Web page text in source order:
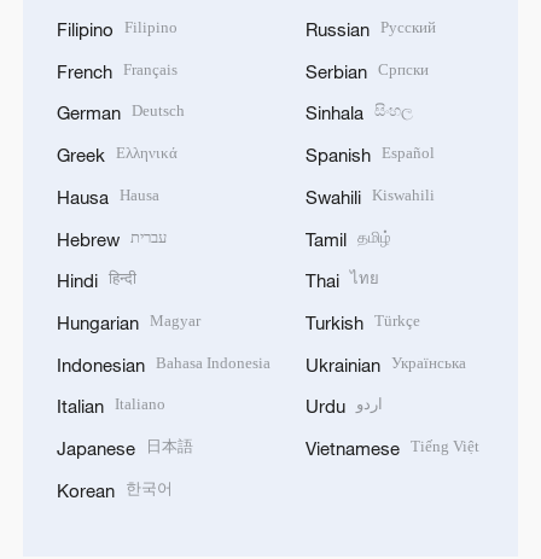
Filipino Filipino
French Français
German Deutsch
Greek Ελληνικά
Hausa Hausa
Hebrew עברית
Hindi हिन्दी
Hungarian Magyar
Indonesian Bahasa Indonesia
Italian Italiano
Japanese 日本語
Korean 한국어
Russian Русский
Serbian Српски
Sinhala සිංහල
Spanish Español
Swahili Kiswahili
Tamil தமிழ்
Thai ไทย
Turkish Türkçe
Ukrainian Українська
Urdu اردو
Vietnamese Tiếng Việt